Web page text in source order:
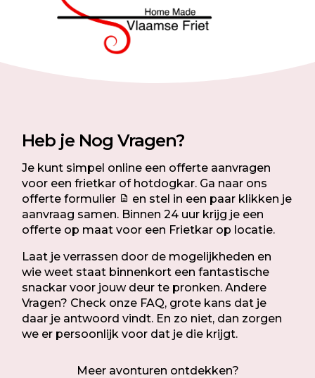
Heb je Nog Vragen?
Je kunt simpel online een offerte aanvragen
voor een frietkar of hotdogkar. Ga naar ons
offerte formulier
en stel in een paar klikken je
aanvraag samen. Binnen 24 uur krijg je een
offerte op maat voor een Frietkar op locatie.
Laat je verrassen door de mogelijkheden en
wie weet staat binnenkort een fantastische
snackar voor jouw deur te pronken. Andere
Vragen? Check onze FAQ, grote kans dat je
daar je antwoord vindt. En zo niet, dan zorgen
we er persoonlijk voor dat je die krijgt.
Meer avonturen ontdekken?